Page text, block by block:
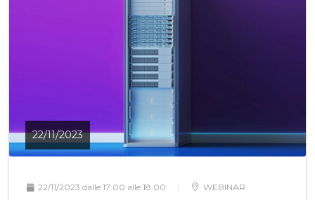
22/11/2023
22/11/2023 dalle 17:00 alle 18:00 WEBINAR